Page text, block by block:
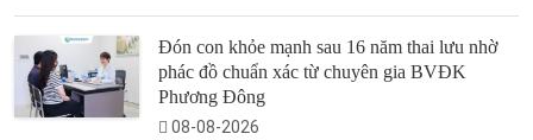
Đón con khỏe mạnh sau 16 năm thai lưu nhờ
phác đồ chuẩn xác từ chuyên gia BVĐK
Phương Đông
08-08-2026